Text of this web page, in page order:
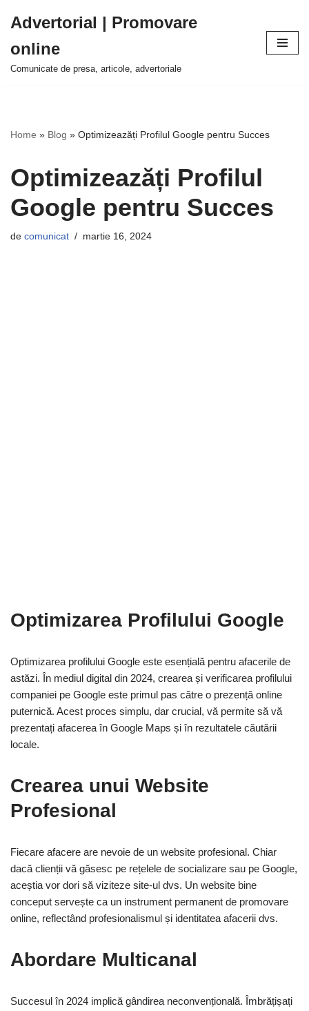
la
conținut
Advertorial | Promovare
online
Comunicate de presa, articole, advertoriale
Home » Blog » Optimizeazăți Profilul Google pentru Succes
Optimizeazăți Profilul
Google pentru Succes
de comunicat martie 16, 2024
Optimizarea Profilului Google
Optimizarea profilului Google este esențială pentru afacerile de
astăzi. În mediul digital din 2024, crearea și verificarea profilului
companiei pe Google este primul pas către o prezență online
puternică. Acest proces simplu, dar crucial, vă permite să vă
prezentați afacerea în Google Maps și în rezultatele căutării
locale.
Crearea unui Website
Profesional
Fiecare afacere are nevoie de un website profesional. Chiar
dacă clienții vă găsesc pe rețelele de socializare sau pe Google,
aceștia vor dori să viziteze site-ul dvs. Un website bine
conceput servește ca un instrument permanent de promovare
online, reflectând profesionalismul și identitatea afacerii dvs.
Abordare Multicanal
Succesul în 2024 implică gândirea neconvențională. Îmbrățișați